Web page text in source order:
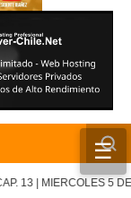
☰
13 | MIERCOLES 5 DE